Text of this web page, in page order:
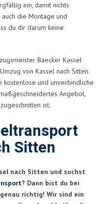
ein, damit nichts
die Montage und
du dir darum keine
Baecker Kassel
von Kassel nach Sitten.
kostenlose und unverbindliche
Angebot,
ist.
Sitten
nach Sitten und suchst
? Dann bist du bei
richtig! Wir sind ein